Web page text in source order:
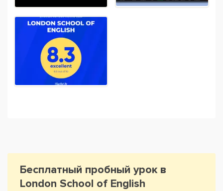
Бесплатный пробный урок в
London School of English